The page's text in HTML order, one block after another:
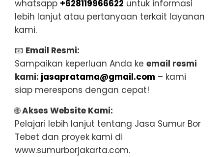
whatsapp +628119966622 untuk informasi
lebih lanjut atau pertanyaan terkait layanan
kami.
📧 Email Resmi:
Sampaikan keperluan Anda ke email resmi
kami: jasapratama@gmail.com – kami
siap merespons dengan cepat!
🌐Akses Website Kami:
Pelajari lebih lanjut tentang Jasa Sumur Bor
Tebet dan proyek kami di
www.sumurborjakarta.com.